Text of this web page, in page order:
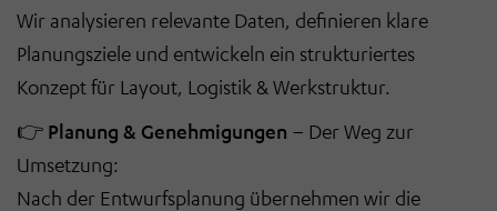
Wir analysieren relevante Daten, definieren klare
Planungsziele und entwickeln ein strukturiertes
Konzept für Layout, Logistik & Werkstruktur.
👉 Planung & Genehmigungen – Der Weg zur
Umsetzung:
Nach der Entwurfsplanung übernehmen wir die